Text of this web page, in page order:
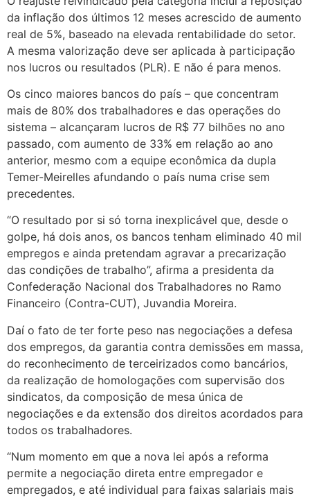
da inflação dos últimos 12 meses acrescido de aumento
real de 5%, baseado na elevada rentabilidade do setor.
A mesma valorização deve ser aplicada à participação
nos lucros ou resultados (PLR). E não é para menos.
Os cinco maiores bancos do país – que concentram
mais de 80% dos trabalhadores e das operações do
sistema – alcançaram lucros de R$ 77 bilhões no ano
passado, com aumento de 33% em relação ao ano
anterior, mesmo com a equipe econômica da dupla
Temer-Meirelles afundando o país numa crise sem
precedentes.
“O resultado por si só torna inexplicável que, desde o
golpe, há dois anos, os bancos tenham eliminado 40 mil
empregos e ainda pretendam agravar a precarização
das condições de trabalho”, afirma a presidenta da
Confederação Nacional dos Trabalhadores no Ramo
Financeiro (Contra-CUT), Juvandia Moreira.
Daí o fato de ter forte peso nas negociações a defesa
dos empregos, da garantia contra demissões em massa,
do reconhecimento de terceirizados como bancários,
da realização de homologações com supervisão dos
sindicatos, da composição de mesa única de
negociações e da extensão dos direitos acordados para
todos os trabalhadores.
“Num momento em que a nova lei após a reforma
permite a negociação direta entre empregador e
empregados, e até individual para faixas salariais mais